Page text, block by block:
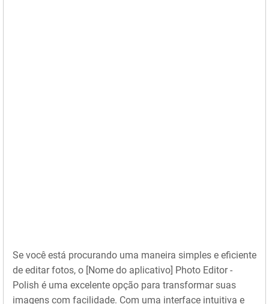
Se você está procurando uma maneira simples e eficiente
de editar fotos, o [Nome do aplicativo] Photo Editor -
Polish é uma excelente opção para transformar suas
imagens com facilidade. Com uma interface intuitiva e